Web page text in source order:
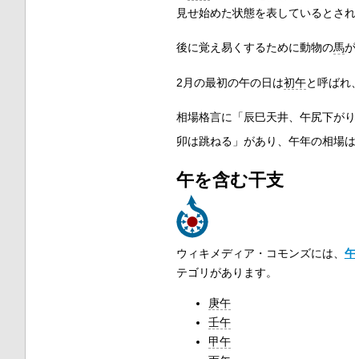
見せ始めた状態を表しているとされ
後に覚え易くするために動物の馬
2月の最初の午の日は初午と呼ばれ、
相場格言に「辰巳天井、午尻下が
卯は跳ねる」があり、午年の相場
午を含む干支
ウィキメディア・コモンズには、 午
テゴリがあります。
庚午
壬午
甲午